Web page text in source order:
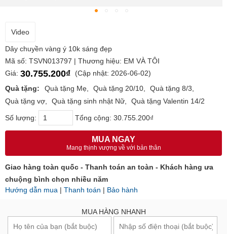
Video
Dây chuyền vàng ý 10k sáng đẹp
Mã số: TSVN013797 | Thương hiệu: EM VÀ TÔI
Giá: 30.755.200₫
(Cập nhật: 2026-06-02)
Quà tặng:
Quà tặng Mẹ Quà tặng 20/10
Quà tặng 8/3
Quà tặng vợ
Quà tặng sinh nhật Nữ Quà tặng Valentin 14/2
Số lượng: Tổng cộng: 30.755.200₫
MUA NGAY
Mang thịnh vượng về với bản thân
Giao hàng toàn quốc - Thanh toán an toàn - Khách hàng ưa
chuộng bình chọn nhiều năm
Hướng dẫn mua | Thanh toán | Bảo hành
MUA HÀNG NHANH